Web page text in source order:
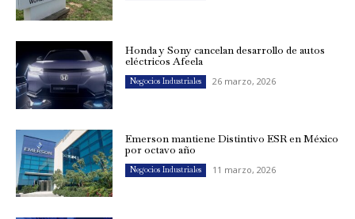
Honda y Sony cancelan desarrollo de autos
eléctricos Afeela
Negocios Industriales 26 marzo, 2026
Emerson mantiene Distintivo ESR en México
por octavo año
Negocios Industriales 11 marzo, 2026